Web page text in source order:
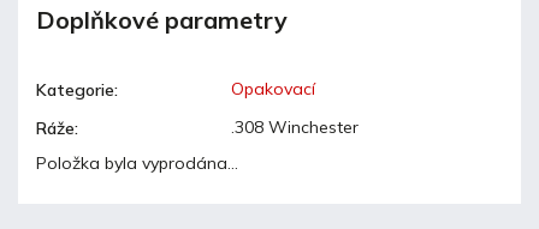
Doplňkové parametry
Kategorie:
Opakovací
Ráže:
.308 Winchester
Položka byla vyprodána…